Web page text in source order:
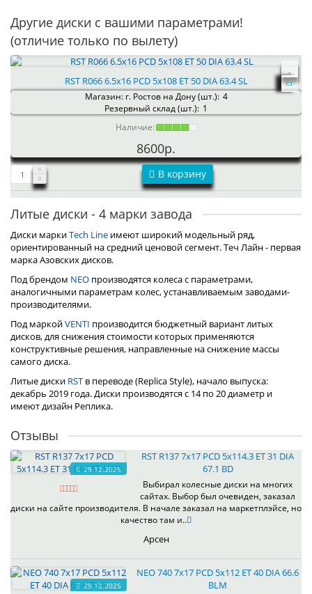
Другие диски с вашими параметрами!
(отличие только по вылету)
RST R066 6.5x16 PCD 5x108 ET 50 DIA 63.4 SL
Магазин: г. Ростов на Дону (шт.): 4
Резервный склад (шт.): 1
Наличие:
8600р.
В корзину
Литые диски - 4 марки завода
Диски маркиTech Line имеют широкий модельный ряд,
ориентированный на средний ценовой сегмент. Теч Лайн - первая
марка Азовских дисков.
Под брендом NEO производятся колеса с параметрами,
аналогичными параметрам колес, устанавливаемым заводами-
производителями.
Под маркойVENTI производится бюджетный вариант литых
дисков, для снижения стоимости которых применяются
конструктивные решения, направленные на снижение массы
самого диска.
Литые диски RST в переводе (Replica Style), начало выпуска:
декабрь 2019 года. Диски производятся с 14 по 20 диаметр и
имеют дизайн Реплика.
Отзывы
29.12.2025
RST R137 7x17 PCD 5x114.3 ET 31 DIA
67.1 BD
Выбирал колесные диски на многих
сайтах. Выбор был очевиден, заказал
диски на сайте производителя. В начале заказал на маркетплэйсе, но
качество там и..
Арсен
29.12.2025
NEO 740 7x17 PCD 5x112 ET 40 DIA 66.6
BLM